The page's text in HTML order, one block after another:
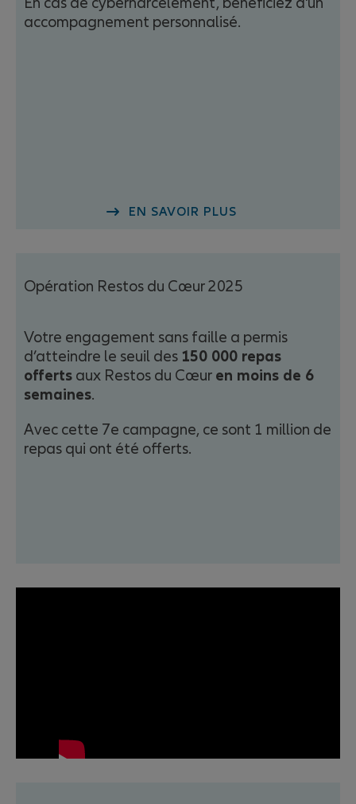
accompagnement personnalisé.
EN SAVOIR PLUS
Opération Restos du Cœur 2025
Votre engagement sans faille a permis
d’atteindre le seuil des 150 000 repas
offerts aux Restos du Cœur en moins de 6
semaines.
Avec cette 7e campagne, ce sont 1 million de
repas qui ont été offerts.